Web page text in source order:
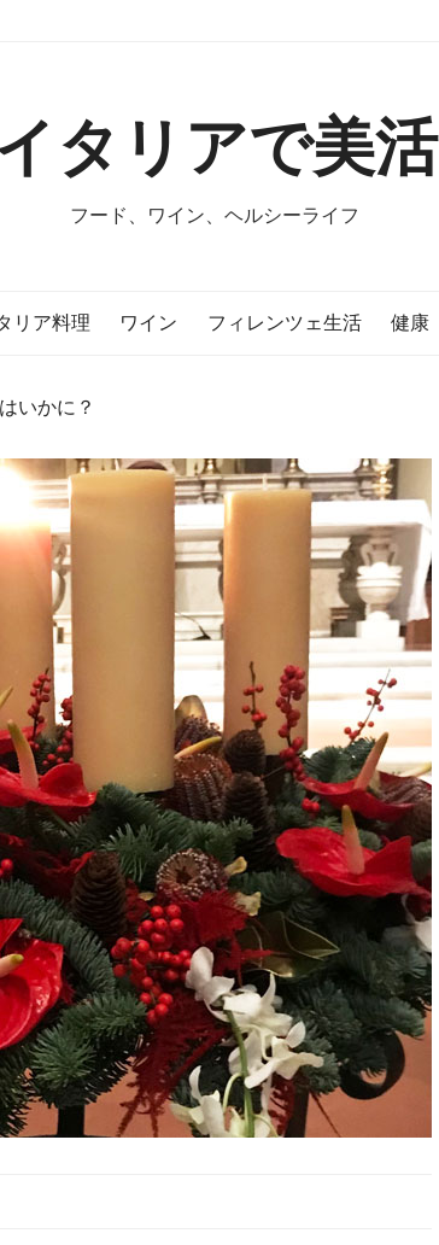
タリアで美活
フード、ワイン、ヘルシーライフ
リア料理 ワイン フィレンツェ生活 健康
いかに？